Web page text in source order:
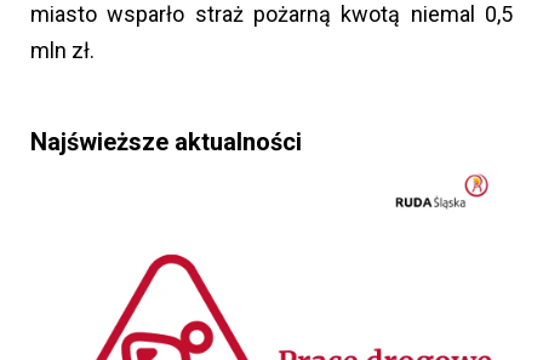
miasto wsparło straż pożarną kwotą niemal 0,5
mln zł.
Najświeższe aktualności